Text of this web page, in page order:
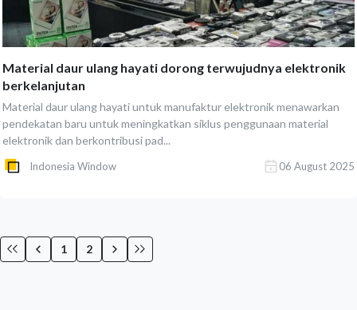
Material daur ulang hayati dorong terwujudnya elektronik
berkelanjutan
Material daur ulang hayati untuk manufaktur elektronik menawarkan
pendekatan baru untuk meningkatkan siklus penggunaan material
elektronik dan berkontribusi pad...
Indonesia Window 06 August 2025
1 2